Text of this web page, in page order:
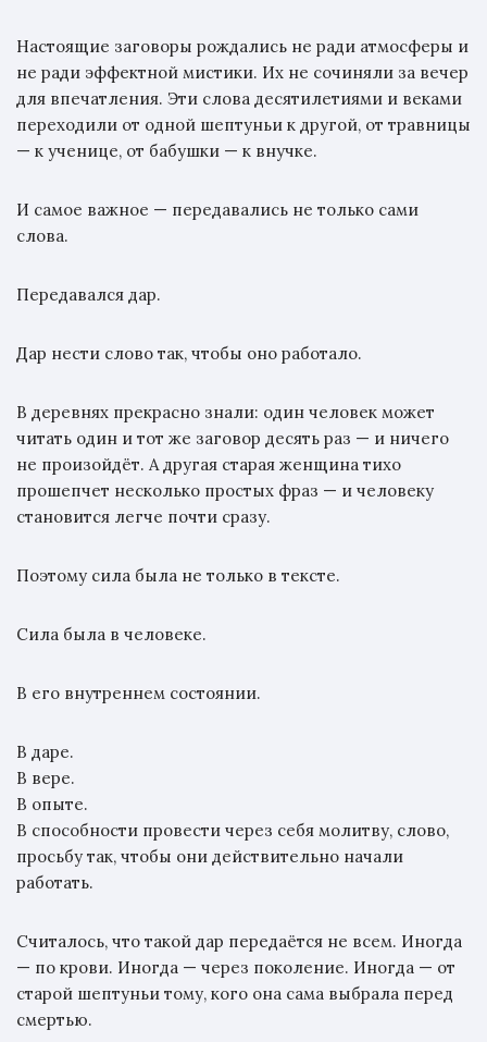
Настоящие заговоры рождались не ради атмосферы и
не ради эффектной мистики. Их не сочиняли за вечер
для впечатления. Эти слова десятилетиями и веками
переходили от одной шептуньи к другой, от травницы
— к ученице, от бабушки — к внучке.
И самое важное — передавались не только сами
слова.
Передавался дар.
Дар нести слово так, чтобы оно работало.
В деревнях прекрасно знали: один человек может
читать один и тот же заговор десять раз — и ничего
не произойдёт. А другая старая женщина тихо
прошепчет несколько простых фраз — и человеку
становится легче почти сразу.
Поэтому сила была не только в тексте.
Сила была в человеке.
В его внутреннем состоянии.
В даре.
В вере.
В опыте.
В способности провести через себя молитву, слово,
просьбу так, чтобы они действительно начали
работать.
Считалось, что такой дар передаётся не всем. Иногда
— по крови. Иногда — через поколение. Иногда — от
старой шептуньи тому, кого она сама выбрала перед
смертью.